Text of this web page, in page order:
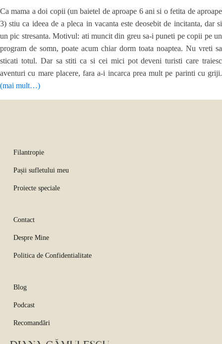
Ca mama a doi copii (un baietel de aproape 6 ani si o fetita de aproape
3) stiu ca ideea de a pleca in vacanta este deosebit de incitanta, dar si
un pic stresanta. Motivul: ati muncit din greu sa-i puneti pe copii pe un
program de somn, poate acum chiar dorm toata noaptea. Nu vreti sa
sticati totul. Dar sa stiti ca si cei mici pot deveni turisti care traiesc
aventuri cu mare placere, fara a-i incarca prea mult pe parinti cu griji.
(mai mult…)
Filantropie
Pașii sufletului meu
Proiecte speciale
Contact
Despre Mine
Politica de Confidentialitate
Blog
Podcast
Recomandări